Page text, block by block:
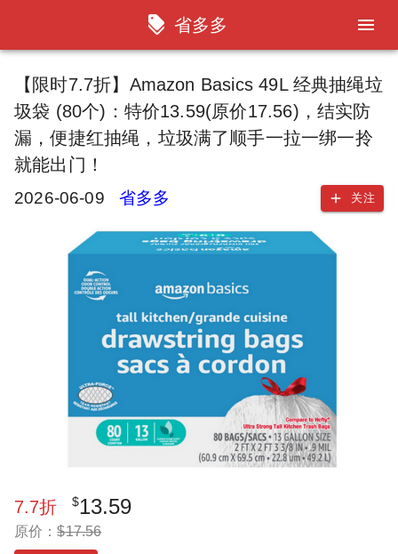
省多多
【限时7.7折】Amazon Basics 49L 经典抽绳垃
圾袋 (80个)：特价13.59(原价17.56)，结实防
漏，便捷红抽绳，垃圾满了顺手一拉一绑一拎
就能出门！
2026-06-09 省多多 关注
7.7折 $13.59
原价：$17.56